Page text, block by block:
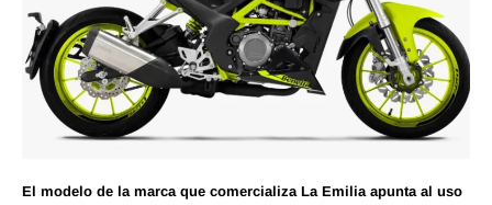
El modelo de la marca que comercializa La Emilia apunta al uso